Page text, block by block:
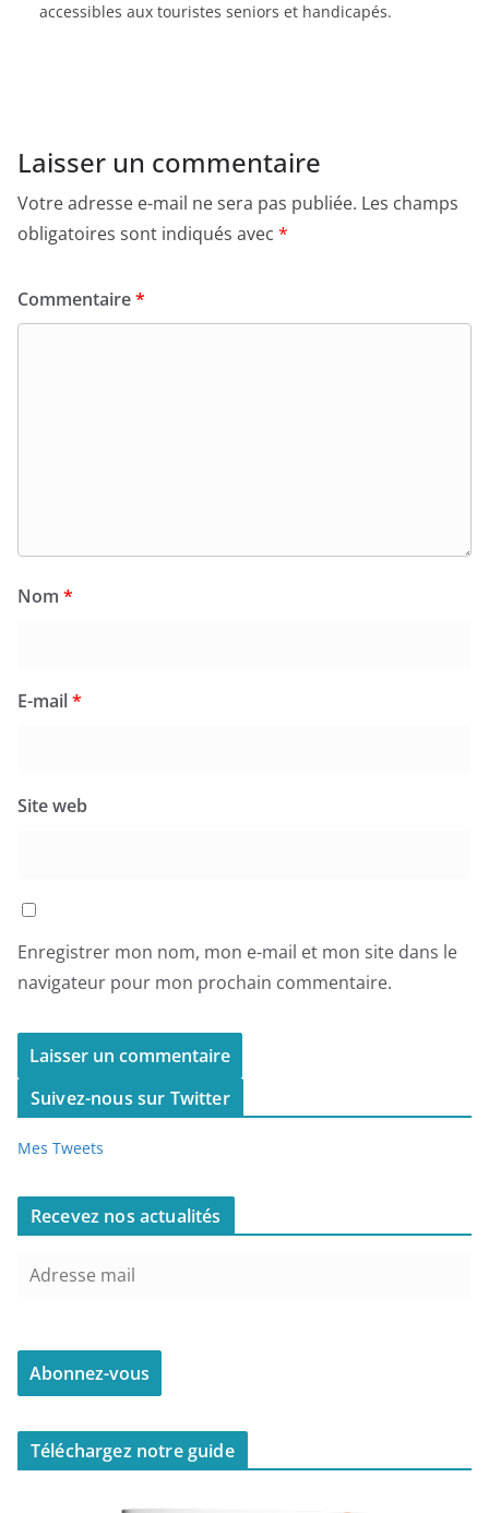
accessibles aux touristes seniors et handicapés.
Laisser un commentaire
Votre adresse e-mail ne sera pas publiée. Les champs
obligatoires sont indiqués avec *
Commentaire*
Nom *
E-mail*
Site web
Enregistrer mon nom, mon e-mail et mon site dans le
navigateur pour mon prochain commentaire.
Suivez-nous sur Twitter
Mes Tweets
Recevez nos actualités
Téléchargez notre guide